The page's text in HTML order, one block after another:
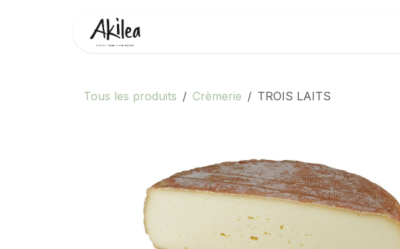
Tous les produits Crèmerie TROIS LAITS